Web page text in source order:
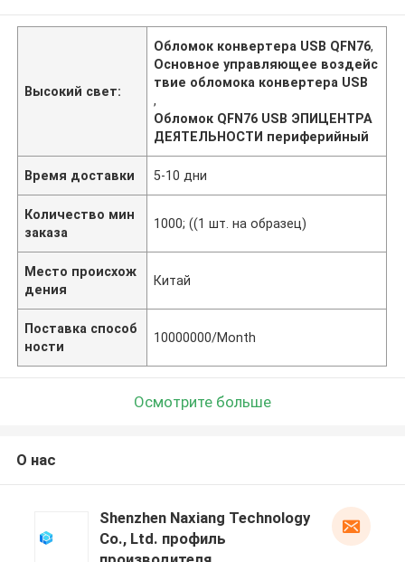
Высокий свет:
Обломок конвертера USB QFN76,
Основное управляющее воздейс
твие обломока конвертера USB
,
Обломок QFN76 USB ЭПИЦЕНТРА
ДЕЯТЕЛЬНОСТИ периферийный
Время доставки 5-10 дни
Количество мин
заказа
1000; ((1 шт. на образец)
Место происхож
дения
Китай
Поставка способ
ности
10000000/Month
Осмотрите больше
О нас
Shenzhen Naxiang Technology
Co., Ltd. профиль